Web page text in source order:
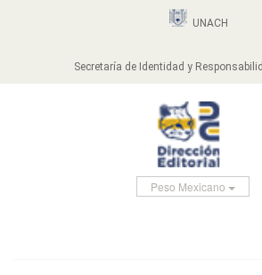
UNACH
Secretaría de Identidad y
Peso Mexicano